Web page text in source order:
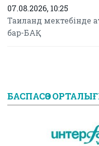
07.08.2026, 10:25
Таиланд мектебінде
бар-БАҚ
БАСПАСӨЗ